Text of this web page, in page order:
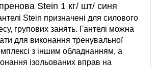
Stein 1 кг/ шт/ синя
Stein призначені для силового
групових занять. Гантелі можна
для виконання тренувальної
з іншим обладнанням, а
ізольованих вправ на